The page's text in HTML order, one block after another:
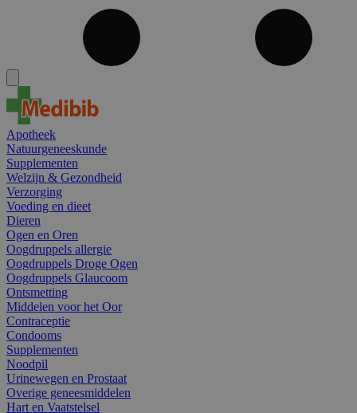
Apotheek
Natuurgeneeskunde
Supplementen
Welzijn & Gezondheid
Verzorging
Voeding en dieet
Dieren
Ogen en Oren
Oogdruppels allergie
Oogdruppels Droge Ogen
Oogdruppels Glaucoom
Ontsmetting
Middelen voor het Oor
Contraceptie
Condooms
Supplementen
Noodpil
Urinewegen en Prostaat
Overige geneesmiddelen
Hart en Vaatstelsel